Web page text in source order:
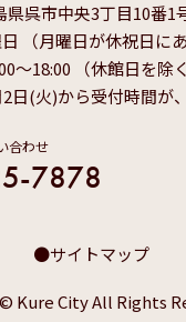
県呉市中央3丁目10番1
（月曜日が休祝日に
～18:00 （休館日を除
日(火)から受付時間が
合わせ
7878
サイトマップ
© Kure City All Rights